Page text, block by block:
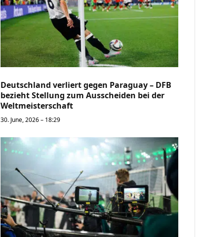
Deutschland verliert gegen Paraguay – DFB
bezieht Stellung zum Ausscheiden bei der
Weltmeisterschaft
30. June, 2026 – 18:29